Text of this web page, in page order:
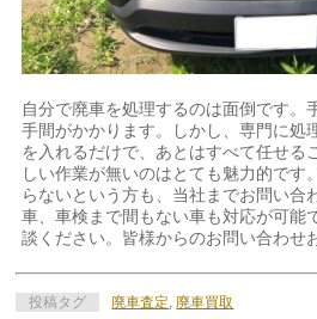
自分で廃車を処理するのは面倒です。
手間がかかります。しかし、専門に処
を入れるだけで、あとはすべて任せる
しい作業が無いのはとても魅力的です
らないという方も、当社までお問い合
車、車検まで間もない車も対応が可能
談ください。皆様からのお問い合わせ
投稿タグ 廃車査定,廃車買取